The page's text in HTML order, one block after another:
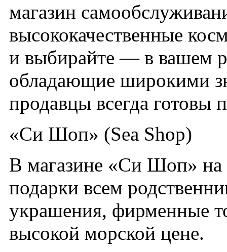
магазин
высококачественные
и выбирайте — в вашем
обладающие широкими
продавцы всегда готовы
«Си Шоп» (Sea Shop)
В магазине «Си Шоп» на
подарки всем
украшения, фирменные
высокой морской цене.